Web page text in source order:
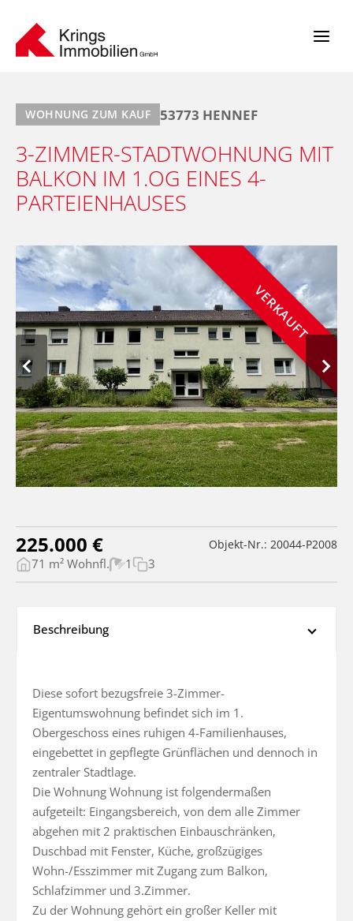
Inhalt
springen
WOHNUNG ZUM KAUF 53773 HENNEF
3-ZIMMER-STADTWOHNUNG MIT
BALKON IM 1.OG EINES 4-
PARTEIENHAUSES
VERKAUFT
225.000 € Objekt-Nr.: 20044-P2008
71 m² Wohnfl. 1 3
Beschreibung
Diese sofort bezugsfreie 3-Zimmer-
Eigentumswohnung befindet sich im 1.
Obergeschoss eines ruhigen 4-Familienhauses,
eingebettet in gepflegte Grünflächen und dennoch in
zentraler Stadtlage.
Die Wohnung Wohnung ist folgendermaßen
aufgeteilt: Eingangsbereich, von dem alle Zimmer
abgehen mit 2 praktischen Einbauschränken,
Duschbad mit Fenster, Küche, großzügiges
Wohn-/Esszimmer mit Zugang zum Balkon,
Schlafzimmer und 3.Zimmer.
Zu der Wohnung gehört ein großer Keller mit